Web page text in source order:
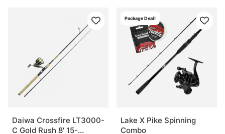
Daiwa Crossfire LT3000-
C Gold Rush 8' 15-
Package Deal!
Lake X Pike Spinning
Combo